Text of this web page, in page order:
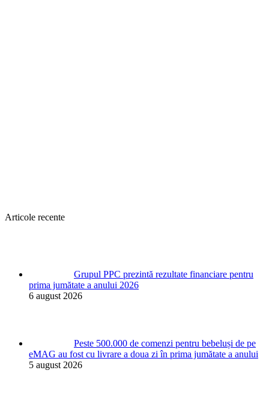
Articole recente
Grupul PPC prezintă rezultate financiare pentru
prima jumătate a anului 2026
6 august 2026
Peste 500.000 de comenzi pentru bebeluși de pe
eMAG au fost cu livrare a doua zi în prima jumătate a anului
5 august 2026